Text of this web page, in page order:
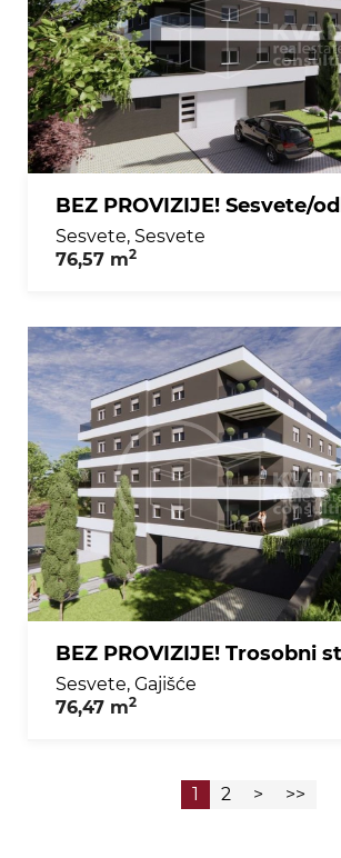
Sesvete, Sesvete
76,57 m2
Sesvete, Gajišće
76,47 m2
1 2 > >>